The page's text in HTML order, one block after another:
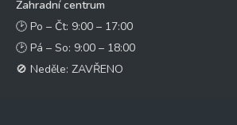
Zahradní centrum
🕑 Po – Čt: 9:00 – 17:00
🕑 Pá – So: 9:00 – 18:00
🚫 Neděle: ZAVŘENO